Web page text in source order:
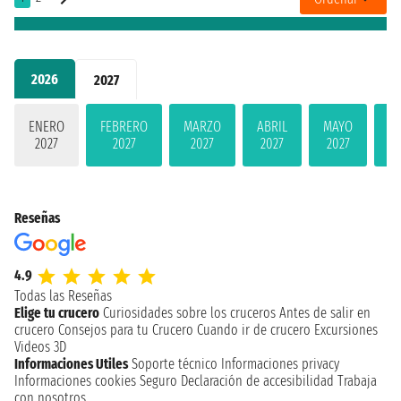
2026 2027
ENERO
2027
FEBRERO
2027
MARZO
2027
ABRIL
2027
MAYO
2027
Reseñas
4.9
Todas las Reseñas
Elige tu crucero Curiosidades sobre los cruceros Antes de salir en
crucero Consejos para tu Crucero Cuando ir de crucero Excursiones
Videos 3D
Informaciones Utiles Soporte técnico Informaciones privacy
Informaciones cookies Seguro Declaración de accesibilidad Trabaja